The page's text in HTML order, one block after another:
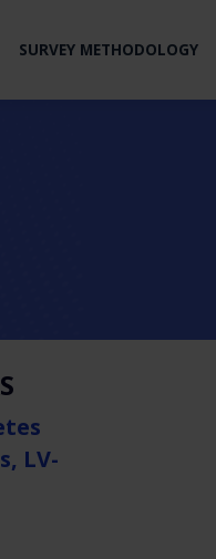
SURVEY METHODOLOGY
LV-